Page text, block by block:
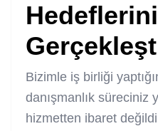
Bizimle iş birliği
danışmanlık süreciniz
hizmetten ibaret